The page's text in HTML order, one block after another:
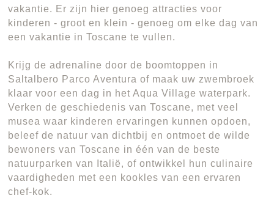
vakantie. Er zijn hier genoeg attracties voor
kinderen - groot en klein - genoeg om elke dag van
een vakantie in Toscane te vullen.
Krijg de adrenaline door de boomtoppen in
Saltalbero Parco Aventura of maak uw zwembroek
klaar voor een dag in het Aqua Village waterpark.
Verken de geschiedenis van Toscane, met veel
musea waar kinderen ervaringen kunnen opdoen,
beleef de natuur van dichtbij en ontmoet de wilde
bewoners van Toscane in één van de beste
natuurparken van Italië, of ontwikkel hun culinaire
vaardigheden met een kookles van een ervaren
chef-kok.